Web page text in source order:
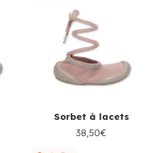
Sorbet à lacets
38,50€